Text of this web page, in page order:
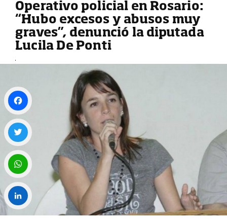
Operativo policial en Rosario:
“Hubo excesos y abusos muy
graves”, denunció la diputada
Lucila De Ponti
Facebook
Twitter
WhatsApp
LinkedIn